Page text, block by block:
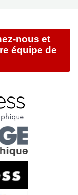
nous et
équipe de